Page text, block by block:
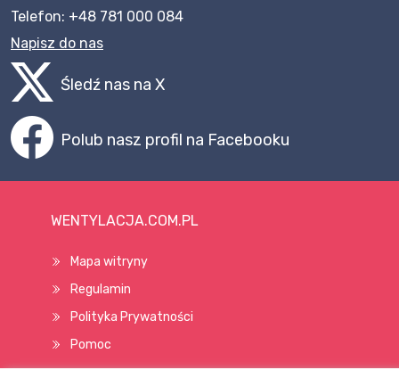
Telefon: +48 781 000 084
Napisz do nas
Śledź nas na X
Polub nasz profil na Facebooku
WENTYLACJA.COM.PL
Mapa witryny
Regulamin
Polityka Prywatności
Pomoc